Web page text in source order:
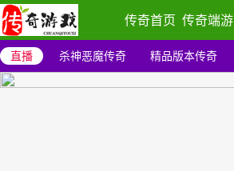
传奇首页 传奇端游
直播 杀神恶魔传奇 精品版本传奇